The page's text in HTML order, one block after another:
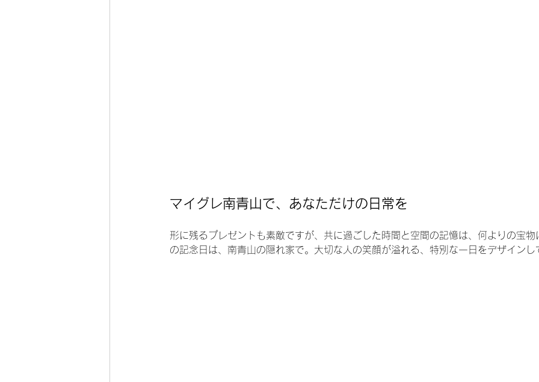
マイグレ南青山で、あなただけの日常を
形に残るプレゼントも素敵ですが、共に過ごした時間と空間の記憶は、何よりの宝物
の記念日は、南青山の隠れ家で。大切な人の笑顔が溢れる、特別な一日をデザインし